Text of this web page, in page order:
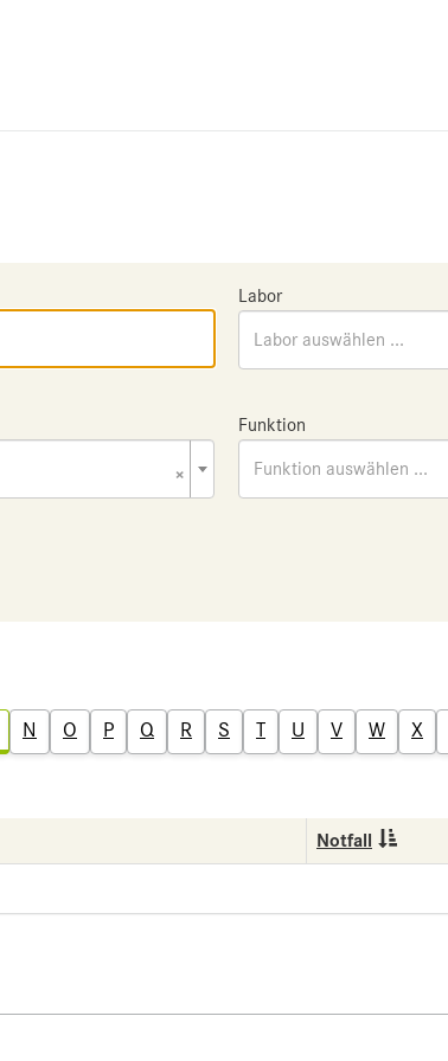
Labor
Labor auswählen ...
×
Funktion
Funktion auswählen ...
N O P Q R S T U V W X
Notfall